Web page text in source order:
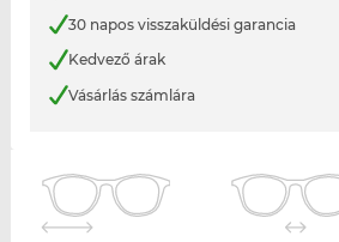
30 napos visszaküldési garancia
Kedvező árak
Vásárlás számlára